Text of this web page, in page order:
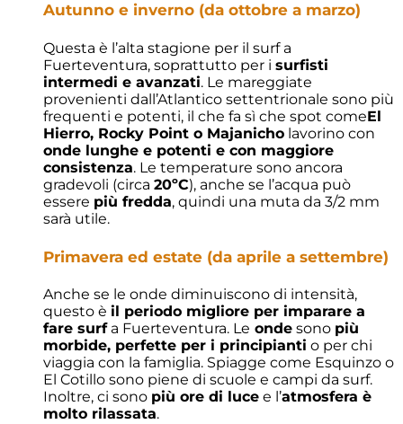
Autunno e inverno (da ottobre a marzo)
Questa è l’alta stagione per il surf a
Fuerteventura, soprattutto per i surfisti
intermedi e avanzati. Le mareggiate
provenienti dall’Atlantico settentrionale sono più
frequenti e potenti, il che fa sì che spot comeEl
Hierro, Rocky Point o Majanicho lavorino con
onde lunghe e potenti e con maggiore
consistenza. Le temperature sono ancora
gradevoli (circa 20ºC), anche se l’acqua può
essere più fredda, quindi una muta da 3/2 mm
sarà utile.
Primavera ed estate (da aprile a settembre)
Anche se le onde diminuiscono di intensità,
questo è il periodo migliore per imparare a
fare surfa Fuerteventura. Le onde sono più
morbide, perfette per i principianti o per chi
viaggia con la famiglia. Spiagge come Esquinzo o
El Cotillo sono piene di scuole e campi da surf.
Inoltre, ci sono più ore di luce e l’atmosfera è
molto rilassata.